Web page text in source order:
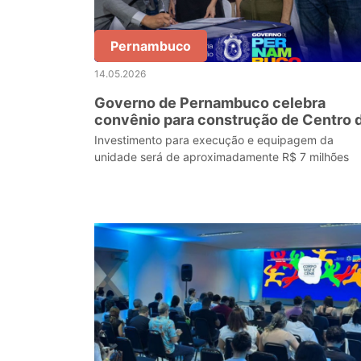
Pernambuco
14.05.2026
Governo de Pernambuco celebra
convênio para construção de Centro
Educação Infantil em Paudalho
Investimento para execução e equipagem da
unidade será de aproximadamente R$ 7 milhões